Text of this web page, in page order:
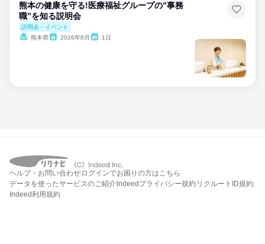
熊本の健康を守る!医療福祉グループの”事務
職”を知る説明会
説明会・イベント
熊本県
2026年8月 1日
ヘルプ・お問い合わせ ログインでお困りの方はこちら
データを使ったサービスのご紹介 Indeedプライバシー規約 リクルートID規約
Indeed利用規約